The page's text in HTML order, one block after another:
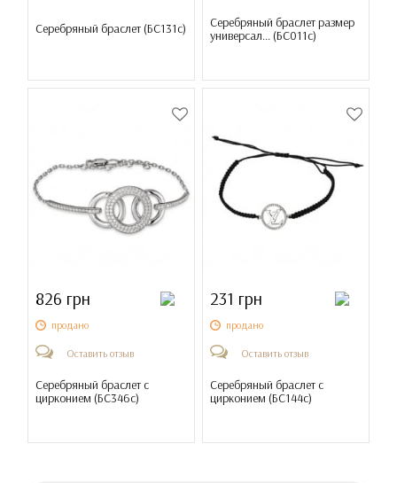
Серебряный браслет (БС131с)
Серебряный браслет размер
универсал... (БС011с)
826 грн
продано
Оставить отзыв
Серебряный браслет с
цирконием (БС346с)
231 грн
продано
Оставить отзыв
Серебряный браслет с
цирконием (БС144с)